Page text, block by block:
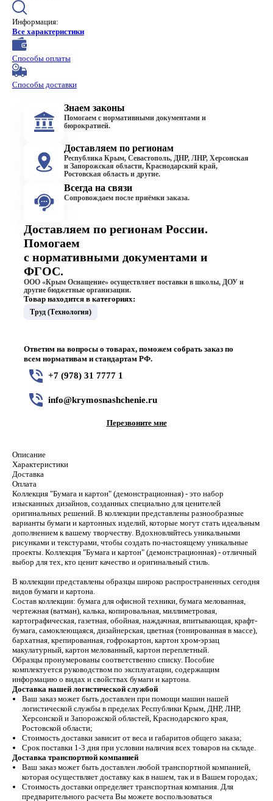
Информация:
Все характеристики
Способы оплаты
Способы доставки
Знаем законы
Помогаем с нормативными документами и
бюрократией.
Доставляем по регионам
Республика Крым, Севастополь, ДНР, ЛНР, Херсонская
и Запорожская области, Краснодарский край,
Ростовская область и другие.
Всегда на связи
Сопровождаем после приёмки заказа.
Доставляем по регионам России.
Помогаем
с нормативными документами и
ФГОС.
ООО «Крым Оснащение» осуществляет поставки в школы, ДОУ и
другие бюджетные организации.
Товар находится в категориях:
Труд (Технология)
Ответим на вопросы о товарах, поможем собрать заказ по
всем нормативам и стандартам РФ.
+7 (978) 31 7777 1
info@krymosnashchenie.ru
Перезвоните мне
Описание
Характеристики
Доставка
Оплата
Коллекция "Бумага и картон" (демонстрационная) - это набор
изысканных дизайнов, созданных специально для ценителей
оригинальных решений. В коллекции представлены разнообразные
варианты бумаги и картонных изделий, которые могут стать идеальным
дополнением к вашему творчеству. Вдохновляйтесь уникальными
рисунками и текстурами, чтобы создать по-настоящему уникальные
проекты. Коллекция "Бумага и картон" (демонстрационная) - отличный
выбор для тех, кто ценит качество и оригинальный стиль.
В коллекции представлены образцы широко распространенных сегодня
видов бумаги и картона.
Состав коллекции: бумага для офисной техники, бумага мелованная,
чертежная (ватман), калька, копировальная, миллиметровая,
картографическая, газетная, обойная, наждачная, впитывающая, крафт-
бумага, самоклеющаяся, дизайнерская, цветная (тонированная в массе),
бархатная, крепированная, гофрокартон, картон хром-эрзац
макулатурный, картон мелованный, картон переплетный.
Образцы пронумерованы соответственно списку. Пособие
комплектуется руководством по эксплуатации, содержащим
информацию о видах и свойствах бумаги и картона.
Доставка нашей логистической службой
Ваш заказ может быть доставлен при помощи машин нашей
логистической службы в пределах Республики Крым, ДНР, ЛНР,
Херсонской и Запорожской областей, Краснодарского края,
Ростовской области;
Стоимость доставки зависит от веса и габаритов общего заказа;
Срок поставки 1-3 дня при условии наличия всех товаров на складе.
Доставка транспортной компанией
Ваш заказ может быть доставлен любой транспортной компанией,
которая осуществляет доставку как в нашем, так и в Вашем городах;
Стоимость доставки определяет транспортная компания. Для
предварительного расчета Вы можете воспользоваться